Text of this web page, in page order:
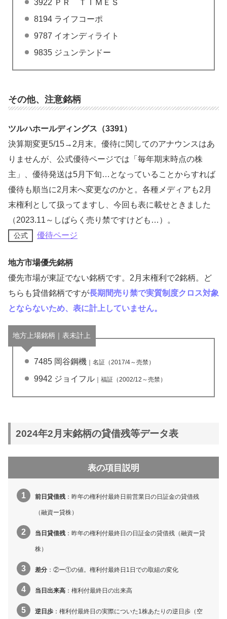
3922 ＰＲ ＴＩＭＥＳ
8194 ライフコーポ
9787 イオンディライト
9835 ジュンテンドー
その他、注意銘柄
ツルハホールディングス（3391）
決算期変更5/15→2月末。優待に関してのアナウンスはあ
りませんが、公式優待ページでは「毎年期末時点の株
主」、優待発送は5月下旬…となっていることからすれば
優待も順当に2月末へ変更なのかと。各種メディアも2月
末権利として扱ってますし、今回も表に載せときました
（2023.11～しばらく売り禁ですけども…）。
公式 優待ページ
地方市場優先銘柄
優先市場が東証でない銘柄です。2月末権利で2銘柄。ど
ちらも貸借銘柄ですが長期間売り禁で実質制度クロス対象
とならないため、表に計上していません。
地方上場銘柄｜表未計上
7485 岡谷鋼機｜名証（2017/4～売禁）
9942 ジョイフル｜福証（2002/12～売禁）
2024年2月末銘柄の貸借残等データ表
表の項目説明
前日貸借残 ：昨年の権利付最終日前営業日の日証金の貸借残
（融資ー貸株）
当日貸借残 ：昨年の権利付最終日の日証金の貸借残（融資ー貸
株）
差分 ：②ー①の値。権利付最終日1日での取組の変化
当日出来高 ：権利付最終日の出来高
逆日歩 ：権利付最終日の実際についた1株あたりの逆日歩（空